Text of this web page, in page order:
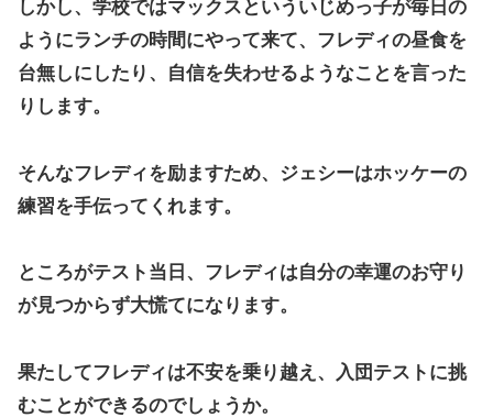
しかし、学校ではマックスといういじめっ子が毎日の
ようにランチの時間にやって来て、フレディの昼食を
台無しにしたり、自信を失わせるようなことを言った
りします。
そんなフレディを励ますため、ジェシーはホッケーの
練習を手伝ってくれます。
ところがテスト当日、フレディは自分の幸運のお守り
が見つからず大慌てになります。
果たしてフレディは不安を乗り越え、入団テストに挑
むことができるのでしょうか。